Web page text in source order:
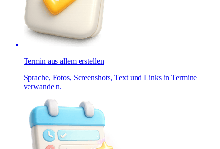
Termin aus allem erstellen
Sprache, Fotos, Screenshots, Text und Links in Termine
verwandeln.